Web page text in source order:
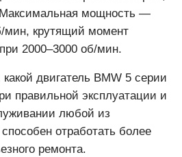
Максимальная мощность —
мин, крутящий момент
2000–3000 об/мин.
двигатель BMW 5 серии
правильной эксплуатации и
любой из
отработать более
ремонта.